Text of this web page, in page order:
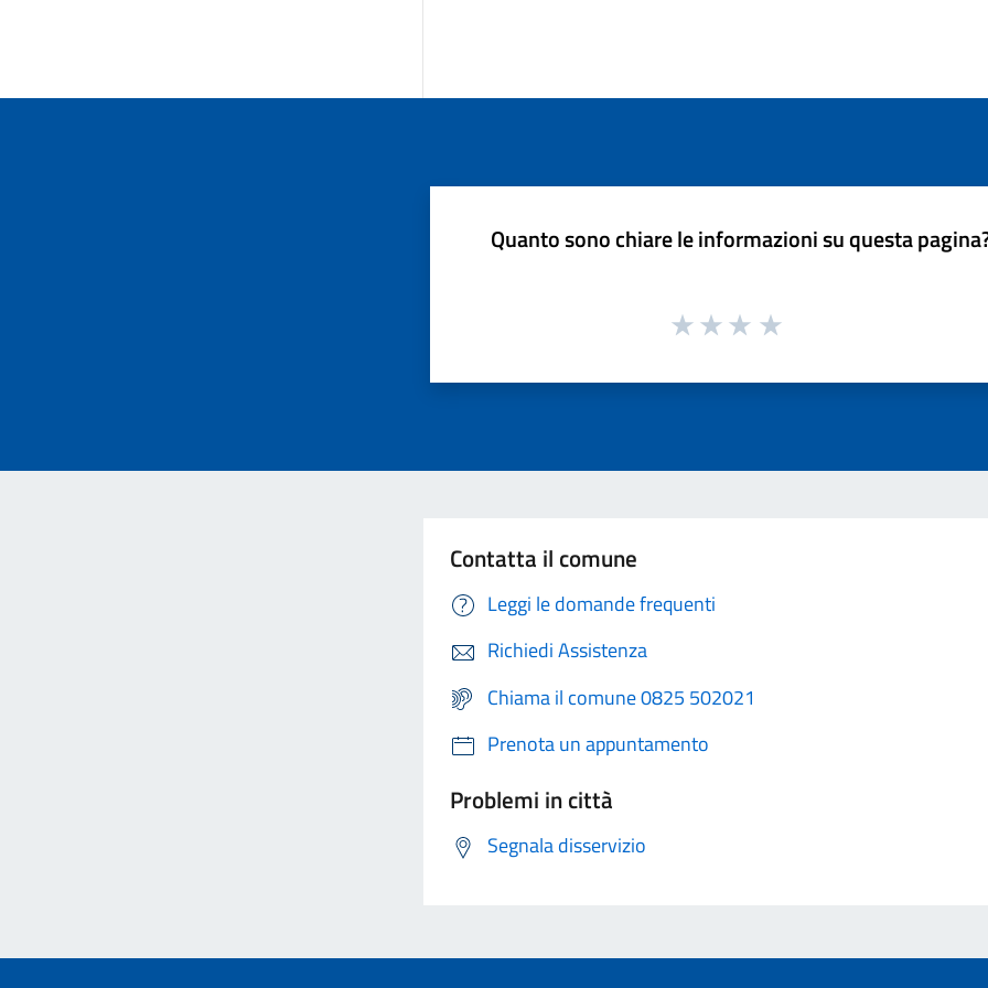
Quanto sono chiare le informazioni su questa
Contatta il comune
Leggi le domande frequenti
Richiedi Assistenza
Chiama il comune 0825 502021
Prenota un appuntamento
Problemi in città
Segnala disservizio